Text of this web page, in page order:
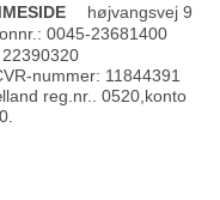
højvangsvej 9
: 0045-23681400
nummer: 11844391
reg.nr.. 0520,konto